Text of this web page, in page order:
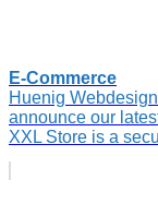
E-Commerce
Huenig
announce our
XXL Store is a